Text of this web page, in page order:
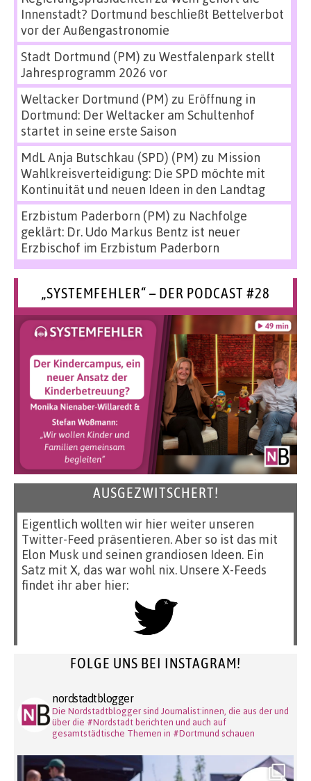
Innenstadt? Dortmund beschließt Bettelverbot
vor der Außengastronomie
Stadt Dortmund (PM) zu Westfalenpark stellt
Jahresprogramm 2026 vor
Weltacker Dortmund (PM) zu Eröffnung in
Dortmund: Der Weltacker am Schultenhof
startet in seine erste Saison
MdL Anja Butschkau (SPD) (PM) zu Mission
Wahlkreisverteidigung: Die SPD möchte mit
Kontinuität und neuen Ideen in den Landtag
Erzbistum Paderborn (PM) zu Nachfolge
geklärt: Dr. Udo Markus Bentz ist neuer
Erzbischof im Erzbistum Paderborn
„SYSTEMFEHLER“ – DER PODCAST #28
AUSGEZWITSCHERT!
Eigentlich wollten wir hier weiter unseren
Twitter-Feed präsentieren. Aber so ist das mit
Elon Musk und seinen grandiosen Ideen. Ein
Satz mit X, das war wohl nix. Unsere X-Feeds
findet ihr aber hier:
FOLGE UNS BEI INSTAGRAM!
nordstadtblogger
Die Nordstadtblogger sind Journalist:innen, die aus der und
über die #Nordstadt berichten und auch auf
gesamtstädtische Themen in #Dortmund schauen